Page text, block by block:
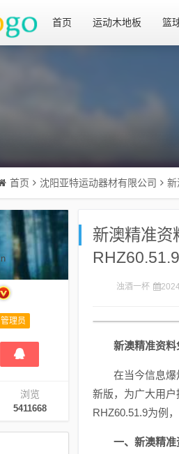
首页 运动木地板 篮
首页 沈阳亚特运动器材有限公司 新
管理员
浏览
5411668
新澳精准资
RHZ60.51.9
浊酒一杯
新澳精准资
在当今信息爆炸
新版，为广大用
RHZ60.51.9为例
一、新澳精